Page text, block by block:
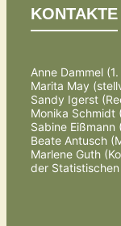
KONTAKTE
Anne Dammel
Marita May
Sandy Igerst
Monika Schmidt
Sabine
Beate Antusch
Marlene Guth
der